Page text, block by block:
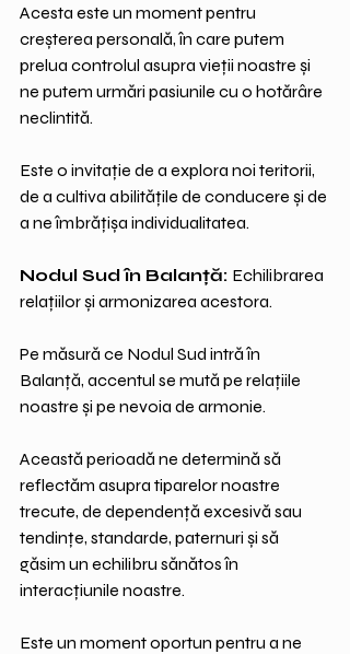
Acesta este un moment pentru
creșterea personală, în care putem
prelua controlul asupra vieții noastre și
ne putem urmări pasiunile cu o hotărâre
neclintită.
Este o invitație de a explora noi teritorii,
de a cultiva abilitățile de conducere și de
a ne îmbrățișa individualitatea.
Nodul Sud în Balanță: Echilibrarea
relațiilor și armonizarea acestora.
Pe măsură ce Nodul Sud intră în
Balanță, accentul se mută pe relațiile
noastre și pe nevoia de armonie.
Această perioadă ne determină să
reflectăm asupra tiparelor noastre
trecute, de dependență excesivă sau
tendințe, standarde, paternuri și să
găsim un echilibru sănătos în
interacțiunile noastre.
Este un moment oportun pentru a ne